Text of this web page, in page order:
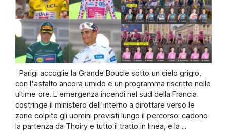
Parigi accoglie la Grande Boucle sotto un cielo grigio,
con l'asfalto ancora umido e un programma riscritto nelle
ultime ore. L'emergenza incendi nel sud della Francia
costringe il ministero dell'interno a dirottare verso le
zone colpite gli uomini previsti lungo il percorso: cadono
la partenza da Thoiry e tutto il tratto in linea, e la ...